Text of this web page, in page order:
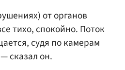
от органов
тихо, спокойно. Поток
судя по камерам
сказал он.